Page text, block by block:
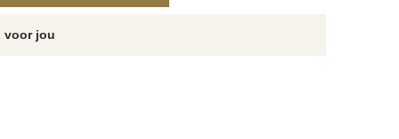
voor jou